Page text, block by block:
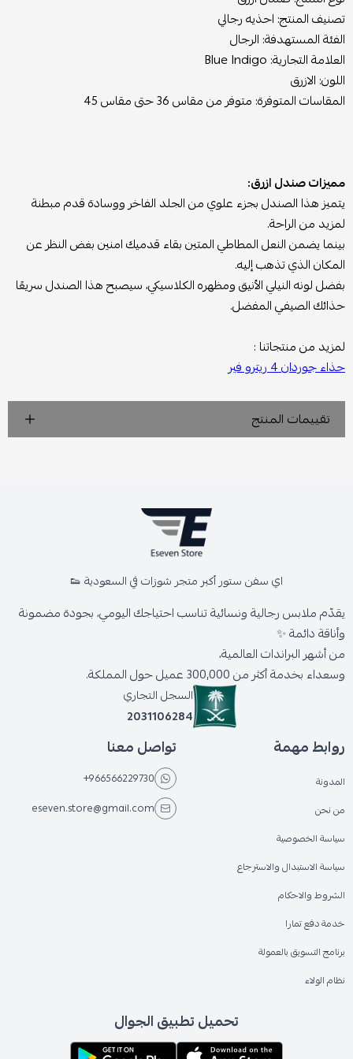
تصنيف المنتج: احذيه رجالي
الفئة المستهدفة: الرجال
العلامة التجارية: Blue Indigo
اللون: الازرق
المقاسات المتوفرة: متوفر من مقاس 36 حتى مقاس 45
مميزات صندل ازرق:
يتميز هذا الصندل بجزء علوي من الجلد الفاخر ووسادة قدم مبطنة
لمزيد من الراحة.
بينما يضمن النعل المطاطي المتين بقاء قدميك امنين بغض النظر عن
المكان الذي تذهب إليه.
بفضل لونه النيلي الأنيق ومظهره الكلاسيكي، سيصبح هذا الصندل سريعًا
حذائك الصيفي المفضل.
لمزيد من منتجاتنا :
حذاء جوردان 4 ريترو فير
تقييمات المنتج
اي سفن ستور أكبر متجر شوزات في السعودية 👟
يقدّم ملابس رجالية ونسائية تناسب احتياجك اليومي، بجودة مضمونة
وأناقة دائمة ✨
من أشهر البراندات العالمية،
وسعداء بخدمة أكثر من 300,000 عميل حول المملكة.
السجل التجاري
2031106284
روابط مهمة
المدونة
من نحن
سياسة الخصوصية
سياسة الاستبدال والاسترجاع
الشروط والاحكام
خدمة دفع تمارا
برنامج التسويق بالعمولة
نظام الولاء
تواصل معنا
+966566229730
eseven.store@gmail.com
تحميل تطبيق الجوال